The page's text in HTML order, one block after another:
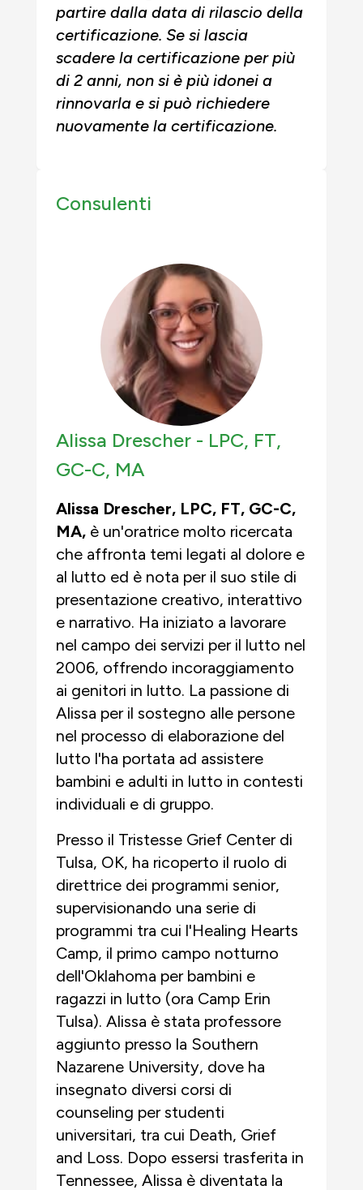
partire dalla data di rilascio della
certificazione. Se si lascia
scadere la certificazione per più
di 2 anni, non si è più idonei a
rinnovarla e si può richiedere
nuovamente la certificazione.
Consulenti
Alissa Drescher - LPC, FT,
GC-C, MA
Alissa Drescher, LPC, FT, GC-C,
MA, è un'oratrice molto ricercata
che affronta temi legati al dolore e
al lutto ed è nota per il suo stile di
presentazione creativo, interattivo
e narrativo. Ha iniziato a lavorare
nel campo dei servizi per il lutto nel
2006, offrendo incoraggiamento
ai genitori in lutto. La passione di
Alissa per il sostegno alle persone
nel processo di elaborazione del
lutto l'ha portata ad assistere
bambini e adulti in lutto in contesti
individuali e di gruppo.
Presso il Tristesse Grief Center di
Tulsa, OK, ha ricoperto il ruolo di
direttrice dei programmi senior,
supervisionando una serie di
programmi tra cui l'Healing Hearts
Camp, il primo campo notturno
dell'Oklahoma per bambini e
ragazzi in lutto (ora Camp Erin
Tulsa). Alissa è stata professore
aggiunto presso la Southern
Nazarene University, dove ha
insegnato diversi corsi di
counseling per studenti
universitari, tra cui Death, Grief
and Loss. Dopo essersi trasferita in
Tennessee, Alissa è diventata la